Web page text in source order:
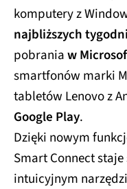
komputery z
najbliższych tygodni
pobraniaw
smartfonów marki
tabletów Lenovo z
Google Play.
Dzięki nowym
Smart Connect
intuicyjnym